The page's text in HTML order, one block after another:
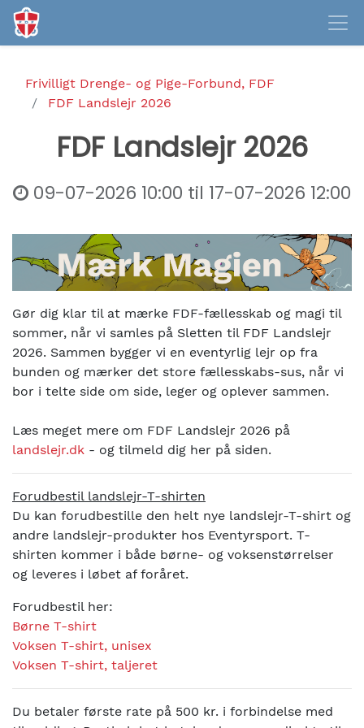
Frivilligt Drenge- og Pige-Forbund, FDF
FDF Landslejr 2026
FDF Landslejr 2026
09-07-2026 10:00 til 17-07-2026 12:00
Gør dig klar til at mærke FDF-fællesskab og magi til
sommer, når vi samles på Sletten til FDF Landslejr
2026. Sammen bygger vi en eventyrlig lejr op fra
bunden og mærker det store fællesskabs-sus, når vi
bor i telte side om side, leger og oplever sammen.
Læs meget mere om FDF Landslejr 2026 på
landslejr.dk - og tilmeld dig her på siden.
Forudbestil landslejr-T-shirten
Du kan forudbestille den helt nye landslejr-T-shirt og
andre landslejr-produkter hos Eventyrsport. T-
shirten kommer i både børne- og voksenstørrelser
og leveres i løbet af foråret.
Forudbestil her:
Børne T-shirt
Voksen T-shirt, unisex
Voksen T-shirt, taljeret
Du betaler første rate på 500 kr. i forbindelse med